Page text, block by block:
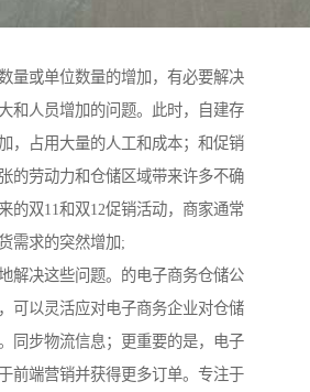
量或单位数量的增加，有必要解决
和人员增加的问题。此时，自建存
，占用大量的人工和成本；和促销
的劳动力和仓储区域带来许多不确
的双11和双12促销活动，商家通常
需求的突然增加;
解决这些问题。的电子商务仓储公
可以灵活应对电子商务企业对仓储
同步物流信息；更重要的是，电子
前端营销并获得更多订单。专注于